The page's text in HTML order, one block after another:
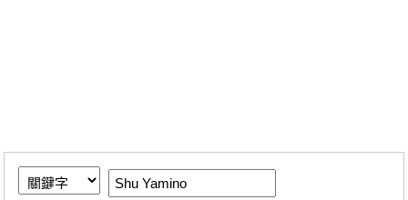
繪圖藝廊
交流中心